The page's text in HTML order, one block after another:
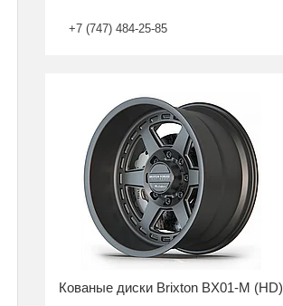
+7 (747) 484-25-85
Кованые диски Brixton BX01-M (HD)